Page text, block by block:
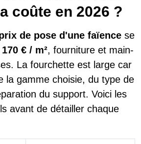
coûte en 2026 ?
de pose d'une faïence se
€ / m², fourniture et main-
La fourchette est large car
la gamme choisie, du type de
du support. Voici les
avant de détailler chaque